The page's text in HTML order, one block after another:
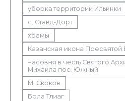
уборка территории Ильинки
с. Ставд-Дорт
храмы
Казанская икона
Часовня в честь Святого
Михаила пос. Южный
М. Скоков
Бола Тлиаг